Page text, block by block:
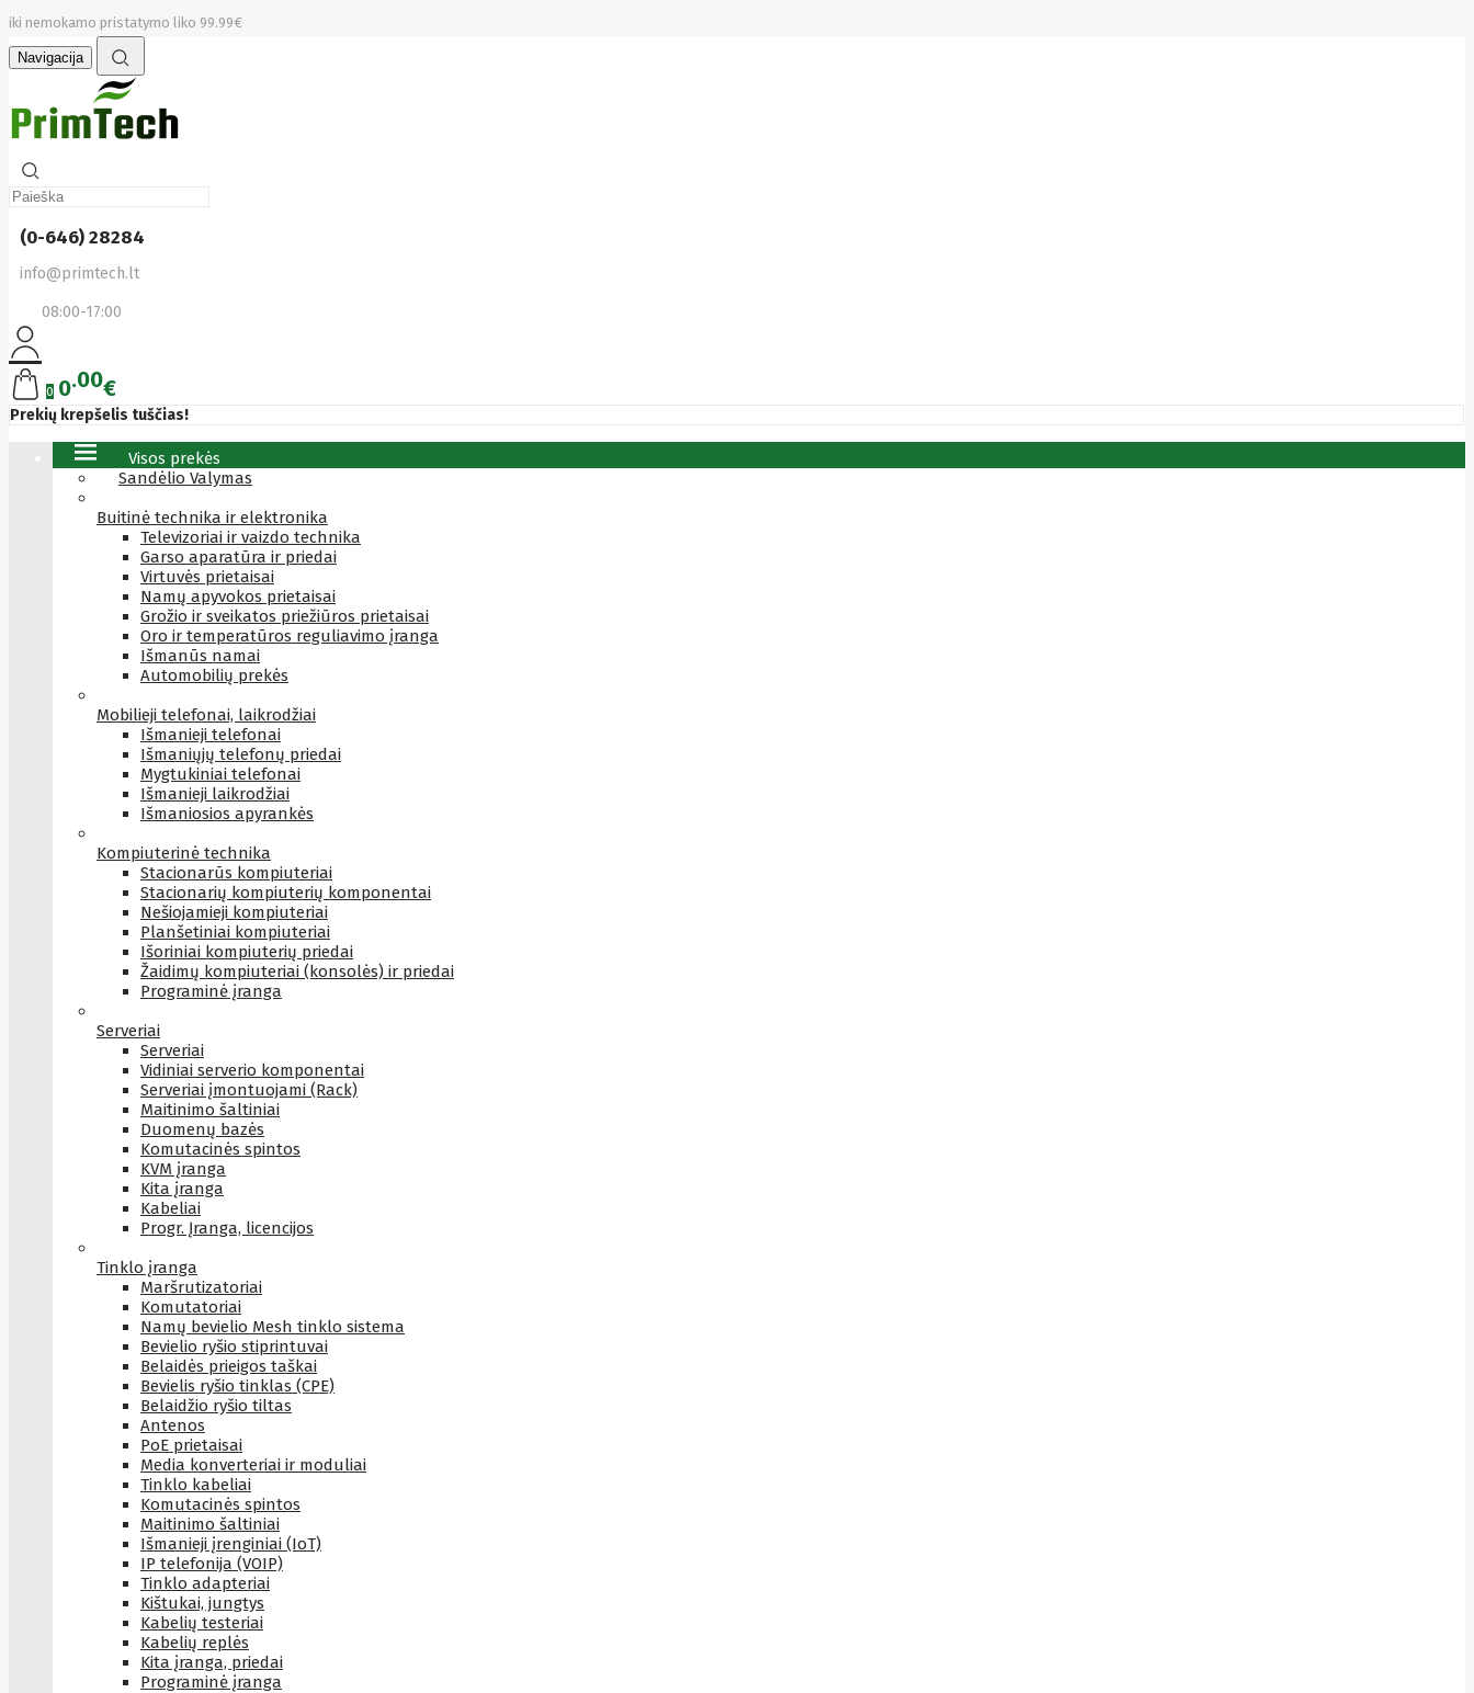
iki nemokamo pristatymo liko 99.99€
Navigacija
(0-646) 28284
info@primtech.lt
08:00-17:00
0 0 00€
Prekių krepšelis tuščias!
Visos prekės
Sandėlio Valymas
Buitinė technika ir elektronika
Televizoriai ir vaizdo technika
Garso aparatūra ir priedai
Virtuvės prietaisai
Namų apyvokos prietaisai
Grožio ir sveikatos priežiūros prietaisai
Oro ir temperatūros reguliavimo įranga
Išmanūs namai
Automobilių prekės
Mobilieji telefonai, laikrodžiai
Išmanieji telefonai
Išmaniųjų telefonų priedai
Mygtukiniai telefonai
Išmanieji laikrodžiai
Išmaniosios apyrankės
Kompiuterinė technika
Stacionarūs kompiuteriai
Stacionarių kompiuterių komponentai
Nešiojamieji kompiuteriai
Planšetiniai kompiuteriai
Išoriniai kompiuterių priedai
Žaidimų kompiuteriai (konsolės) ir priedai
Programinė įranga
Serveriai
Serveriai
Vidiniai serverio komponentai
Serveriai įmontuojami (Rack)
Maitinimo šaltiniai
Duomenų bazės
Komutacinės spintos
KVM įranga
Kita įranga
Kabeliai
Progr. Įranga, licencijos
Tinklo įranga
Maršrutizatoriai
Komutatoriai
Namų bevielio Mesh tinklo sistema
Bevielio ryšio stiprintuvai
Belaidės prieigos taškai
Bevielis ryšio tinklas (CPE)
Belaidžio ryšio tiltas
Antenos
PoE prietaisai
Media konverteriai ir moduliai
Tinklo kabeliai
Komutacinės spintos
Maitinimo šaltiniai
Išmanieji įrenginiai (IoT)
IP telefonija (VOIP)
Tinklo adapteriai
Kištukai, jungtys
Kabelių testeriai
Kabelių replės
Kita įranga, priedai
Programinė įranga